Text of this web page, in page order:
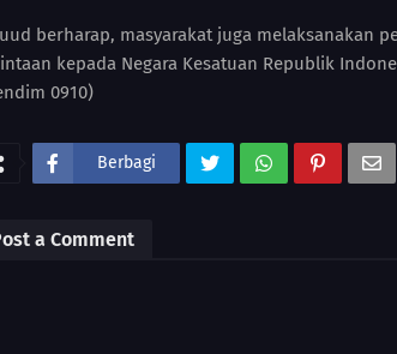
berharap, masyarakat juga melaksanakan
kepada Negara Kesatuan Republik
0910)
Berbagi
a Comment